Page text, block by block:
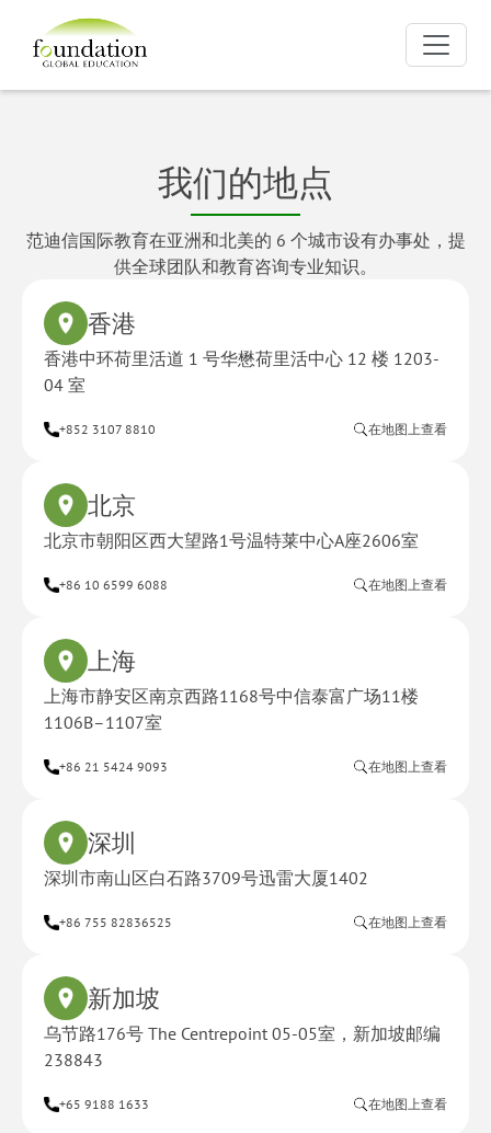
我们的地点
范迪信国际教育在亚洲和北美的 6 个城市设有办事处，提
供全球团队和教育咨询专业知识。
香港
香港中环荷里活道 1 号华懋荷里活中心 12 楼 1203-
04 室
+852 3107 8810 在地图上查看
北京
北京市朝阳区西大望路1号温特莱中心A座2606室
+86 10 6599 6088 在地图上查看
上海
上海市静安区南京西路1168号中信泰富广场11楼
1106B–1107室
+86 21 5424 9093 在地图上查看
深圳
深圳市南山区白石路3709号迅雷大厦1402
+86 755 82836525 在地图上查看
新加坡
乌节路176号 The Centrepoint 05-05室，新加坡邮编
238843
+65 9188 1633 在地图上查看